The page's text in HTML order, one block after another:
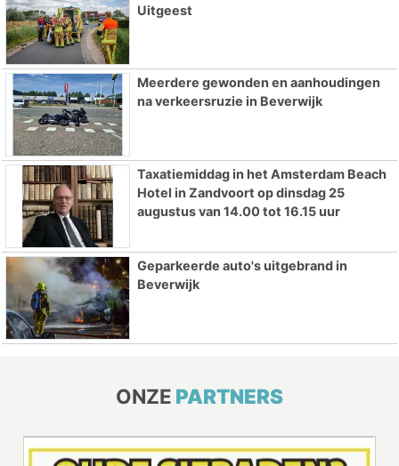
Uitgeest
Meerdere gewonden en aanhoudingen
na verkeersruzie in Beverwijk
Taxatiemiddag in het Amsterdam Beach
Hotel in Zandvoort op dinsdag 25
augustus van 14.00 tot 16.15 uur
Geparkeerde auto's uitgebrand in
Beverwijk
ONZE PARTNERS